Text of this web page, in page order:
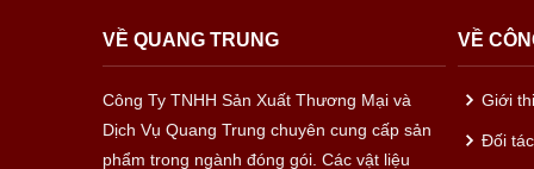
VỀ QUANG TRUNG
Công Ty TNHH Sản Xuất Thương Mại và
Dịch Vụ Quang Trung chuyên cung cấp sản
phẩm trong ngành đóng gói. Các vật liệu
VỀ
Giới
Đối